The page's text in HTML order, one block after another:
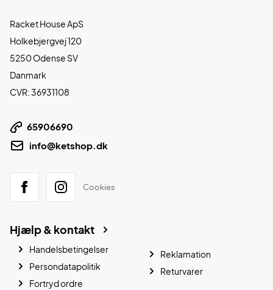
Racket House ApS
Holkebjergvej 120
5250 Odense SV
Danmark
CVR: 36931108
65906690
info@ketshop.dk
Cookies
Hjælp & kontakt
Handelsbetingelser
Persondatapolitik
Fortryd ordre
Reklamation
Returvarer